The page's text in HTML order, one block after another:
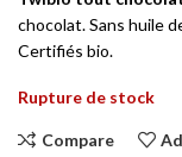
chocolat. Sans huile
Certifiés bio.
Rupture de stock
Compare